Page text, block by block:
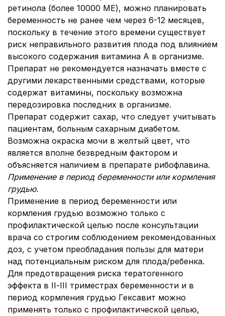
ретинола (более 10000 МЕ), можно планировать
беременность не ранее чем через 6-12 месяцев,
поскольку в течение этого времени существует
риск неправильного развития плода под влиянием
высокого содержания витамина А в организме.
Препарат не рекомендуется назначать вместе с
другими лекарственными средствами, которые
содержат витамины, поскольку возможна
передозировка последних в организме.
Препарат содержит сахар, что следует учитывать
пациентам, больным сахарным диабетом.
Возможна окраска мочи в желтый цвет, что
является вполне безвредным фактором и
объясняется наличием в препарате рибофлавина.
Применение в период беременности или кормления
грудью.
Применение в период беременности или
кормления грудью возможно только с
профилактической целью после консультации
врача со строгим соблюдением рекомендованных
доз, с учетом преобладания пользы для матери
над потенциальным риском для плода/ребенка.
Для предотвращения риска тератогенного
эффекта в ІІ-ІІІ триместрах беременности и в
период кормления грудью Гексавит можно
применять только с профилактической целью,